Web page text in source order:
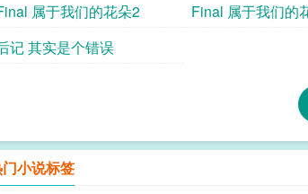
属于我们的花朵2
Final 属于我们的
记 其实是个错误
小说标签